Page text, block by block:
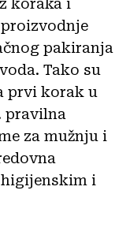
koraka i
pakiranja
Tako su
prvi korak u
za mužnju i
i